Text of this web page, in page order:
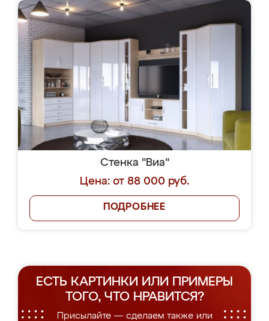
Стенка "Виа"
Цена: от 88 000 руб.
ПОДРОБНЕЕ
ЕСТЬ КАРТИНКИ ИЛИ ПРИМЕРЫ
ТОГО, ЧТО НРАВИТСЯ?
Присылайте — сделаем также или